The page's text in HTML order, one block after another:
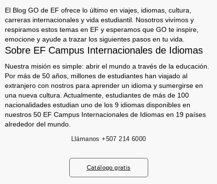
El Blog GO de EF ofrece lo último en viajes, idiomas, cultura,
carreras internacionales y vida estudiantil. Nosotros vivímos y
respiramos estos temas en EF y esperamos que GO te inspire,
emocione y ayude a trazar los siguientes pasos en tu vida.
Sobre EF Campus Internacionales de Idiomas
Nuestra misión es simple: abrir el mundo a través de la educación.
Por más de 50 años, millones de estudiantes han viajado al
extranjero con nostros para aprender un idioma y sumergirse en
una nueva cultura. Actualmente, estudiantes de más de 100
nacionalidades estudian uno de los 9 idiomas disponibles en
nuestros 50 EF Campus Internacionales de Idiomas en 19 países
alrededor del mundo.
Llámanos +507 214 6000
Catálogo gratis